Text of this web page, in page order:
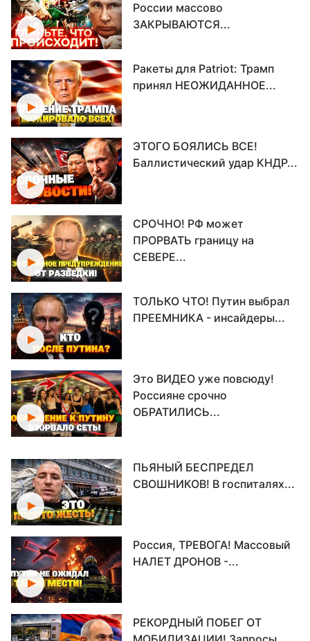
России массово
ЗАКРЫВАЮТСЯ...
Ракеты для Patriot: Трамп
принял НЕОЖИДАННОЕ...
ЭТОГО БОЯЛИСЬ ВСЕ!
Баллистический удар КНДР...
СРОЧНО! РФ может
ПРОРВАТЬ границу на
СЕВЕРЕ...
ТОЛЬКО ЧТО! Путин выбрал
ПРЕЕМНИКА - инсайдеры...
Это ВИДЕО уже повсюду!
Россияне срочно
ОБРАТИЛИСЬ...
ПЬЯНЫЙ БЕСПРЕДЕЛ
СВОШНИКОВ! В госпиталях...
Россия, ТРЕВОГА! Массовый
НАЛЕТ ДРОНОВ -...
РЕКОРДНЫЙ ПОБЕГ ОТ